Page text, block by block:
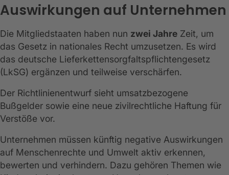
Auswirkungen auf Unternehmen
Die Mitgliedstaaten haben nun zwei Jahre Zeit, um
das Gesetz in nationales Recht umzusetzen. Es wird
das deutsche Lieferkettensorgfaltspflichtengesetz
(LkSG) ergänzen und teilweise verschärfen.
Der Richtlinienentwurf sieht umsatzbezogene
Bußgelder sowie eine neue zivilrechtliche Haftung für
Verstöße vor.
Unternehmen müssen künftig negative Auswirkungen
auf Menschenrechte und Umwelt aktiv erkennen,
bewerten und verhindern. Dazu gehören Themen wie